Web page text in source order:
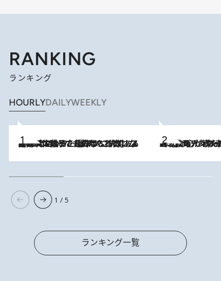
RANKING
ランキング
HOURLYDAILYWEEKLY
2026.8.5
【阿川佐和子さんの年とる力】なぜ70代で始めた趣味は“こんなに楽しい”のか？ ピアノ、俳句…スランプに陥っても続けられる“ある秘訣”とは 2026.8.8
《北欧の人々の幸福度が高いのは…》元デンマーク親善大使が出会った“心が満たされる暮らし”「いいかげんにヒュッゲしなさい！」
1 / 5
ランキング一覧